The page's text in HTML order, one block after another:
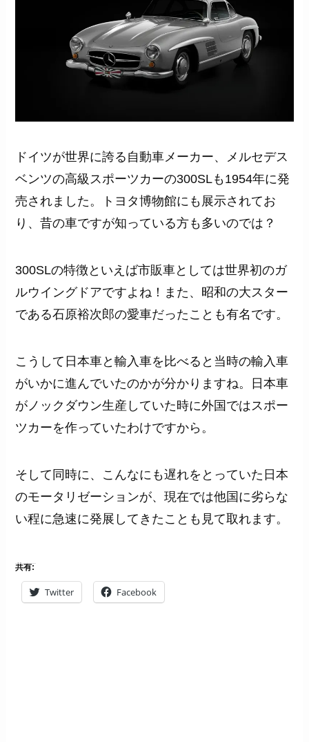
ドイツが世界に誇る自動車メーカー、メルセデス
ベンツの高級スポーツカーの300SLも1954年に発
売されました。トヨタ博物館にも展示されてお
り、昔の車ですが知っている方も多いのでは？
300SLの特徴といえば市販車としては世界初のガ
ルウイングドアですよね！また、昭和の大スター
である石原裕次郎の愛車だったことも有名です。
こうして日本車と輸入車を比べると当時の輸入車
がいかに進んでいたのかが分かりますね。日本車
がノックダウン生産していた時に外国ではスポー
ツカーを作っていたわけですから。
そして同時に、こんなにも遅れをとっていた日本
のモータリゼーションが、現在では他国に劣らな
い程に急速に発展してきたことも見て取れます。
共有:
Twitter Facebook